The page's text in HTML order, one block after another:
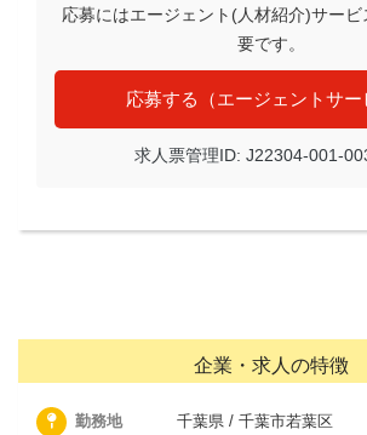
応募にはエージェント(人材紹介)サー
要です。
応募する（エージェントサー
求人票管理ID: J22304-001-
企業・求人の特徴
勤務地 千葉県 / 千葉市若葉区